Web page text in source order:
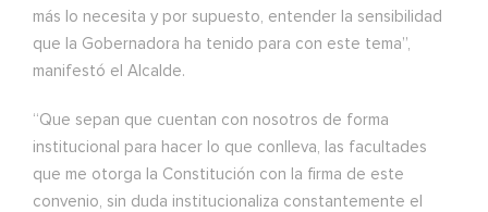
más lo necesita y por supuesto, entender la sensibilidad
que la Gobernadora ha tenido para con este tema”,
manifestó el Alcalde.
“Que sepan que cuentan con nosotros de forma
institucional para hacer lo que conlleva, las facultades
que me otorga la Constitución con la firma de este
convenio, sin duda institucionaliza constantemente el